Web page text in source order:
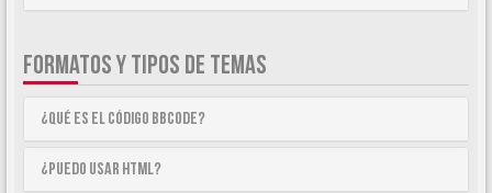
FORMATOS Y TIPOS DE TEMAS
¿Qué es el código BBCode?
¿Puedo usar HTML?